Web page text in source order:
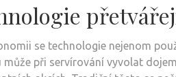
se technologie nejenom
může při servírování vyvolat